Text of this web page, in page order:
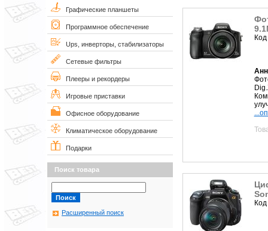
Графические планшеты
Программное обеспечение
Ups, инверторы, стабилизаторы
Сетевые фильтры
Плееры и рекордеры
Игровые приставки
Офисное оборудование
Климатическое оборудование
Подарки
Поиск товара
Расширенный поиск